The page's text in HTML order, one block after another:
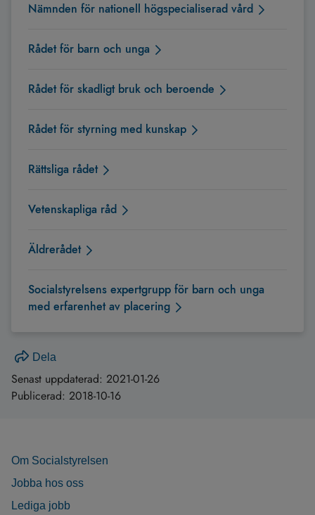
Nämnden för nationell högspecialiserad vård
Rådet för barn och unga
Rådet för skadligt bruk och beroende
Rådet för styrning med kunskap
Rättsliga rådet
Vetenskapliga råd
Äldrerådet
Socialstyrelsens expertgrupp för barn och unga
med erfarenhet av placering
Dela
Senast uppdaterad: 2021-01-26
Publicerad: 2018-10-16
Om Socialstyrelsen
Jobba hos oss
Lediga jobb